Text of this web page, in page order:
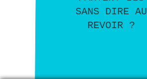
SANS DIRE AU
REVOIR ?